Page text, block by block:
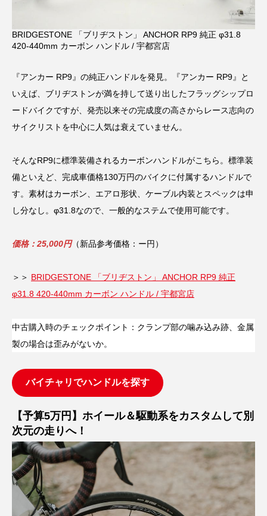
BRIDGESTONE 「ブリヂストン」 ANCHOR RP9 純正 φ31.8
420-440mm カーボン ハンドル / 宇都宮店
『アンカー RP9』の純正ハンドルを発見。『アンカー RP9』と
いえば、ブリヂストンが満を持して送り出したフラッグシップロ
ードバイクですが、発売以来その完成度の高さからレース志向の
サイクリストを中心に人気は衰えていません。
そんなRP9に標準装備されるカーボンハンドルがこちら。標準装
備といえど、完成車価格130万円のバイクに付属するハンドルで
す。素材はカーボン、エアロ形状、ケーブル内装とスペックは申
し分なし。φ31.8なので、一般的なステムで使用可能です。
価格：25,000円（新品参考価格：ー円）
＞＞ BRIDGESTONE 「ブリヂストン」 ANCHOR RP9 純正
φ31.8 420-440mm カーボン ハンドル / 宇都宮店
中古購入時のチェックポイント：クランプ部の噛み込み跡、金属
製の場合は歪みがないか。
バイチャリでハンドルを探す
【予算5万円】ホイール＆駆動系をカスタムして別
次元の走りへ！